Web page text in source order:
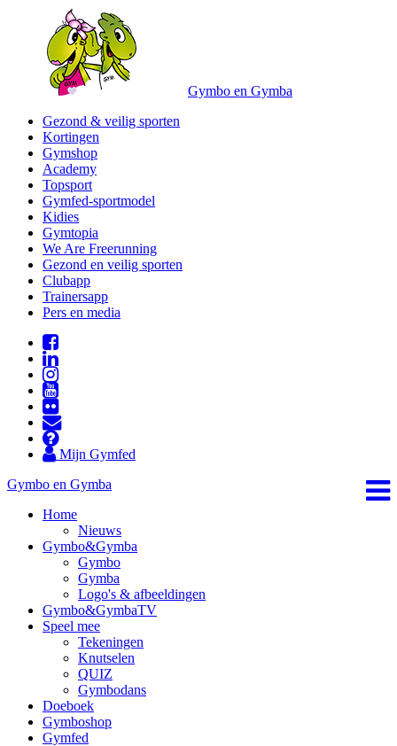
Gymbo en Gymba
Gezond & veilig sporten
Kortingen
Gymshop
Academy
Topsport
Gymfed-sportmodel
Kidies
Gymtopia
We Are Freerunning
Gezond en veilig sporten
Clubapp
Trainersapp
Pers en media
Mijn Gymfed
Gymbo en Gymba
Home
Nieuws
Gymbo&Gymba
Gymbo
Gymba
Logo's & afbeeldingen
Gymbo&GymbaTV
Speel mee
Tekeningen
Knutselen
QUIZ
Gymbodans
Doeboek
Gymboshop
Gymfed